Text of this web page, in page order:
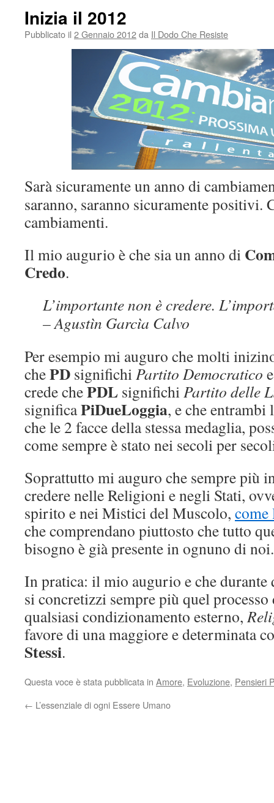
Inizia il 2012
Pubblicato il 2 Gennaio 2012da Il Dodo Che Resiste
Sarà sicuramente un anno di
saranno, saranno sicuramente positivi.
cambiamenti.
Il mio augurio è che sia un anno di
Credo.
L’importante non è credere.
– Agustìn Garcìa Calvo
Per esempio mi auguro che molti
chePD significhiPartito Democratico
crede chePDL significhiPartito delle
significaPiDueLoggia, e che entrambi
che le 2 facce della stessa medaglia,
come sempre è stato nei secoli per
Soprattutto mi auguro che sempre più
credere nelle Religioni e negli Stati,
spirito e nei Mistici del Muscolo, come
che comprendano piuttosto che tutto
bisogno è già presente in ognuno di noi.
In pratica: il mio augurio e che durante
si concretizzi sempre più quel
qualsiasi condizionamento esterno,
favore di una maggiore e determinata
Stessi.
Questa voce è stata pubblicata in Amore, Evoluzione, Pensieri
← L’essenziale di ogni Essere Umano